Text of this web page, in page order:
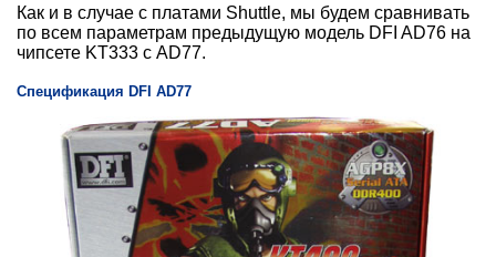
Как и в случае с платами Shuttle, мы будем сравнивать
по всем параметрам предыдущую модель DFI AD76 на
чипсете KT333 с AD77.
Спецификация DFI AD77